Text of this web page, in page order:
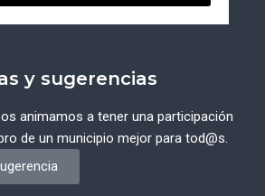
y sugerencias
animamos a tener una participación
de un municipio mejor para tod@s.